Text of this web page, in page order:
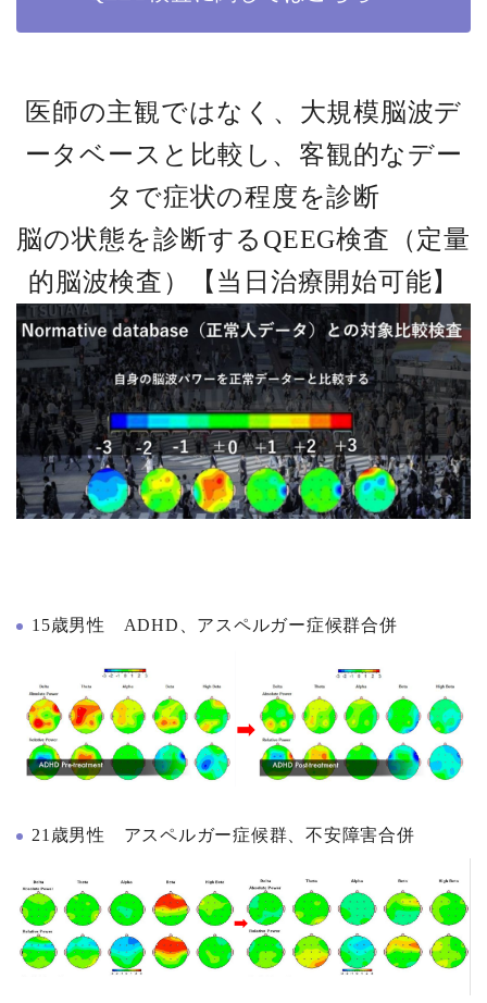
医師の主観ではなく、大規模脳波デ
ータベースと比較し、客観的なデー
タで症状の程度を診断
脳の状態を診断するQEEG検査（定量
的脳波検査）【当日治療開始可能】
15歳男性 ADHD、アスペルガー症候群合併
21歳男性 アスペルガー症候群、不安障害合併